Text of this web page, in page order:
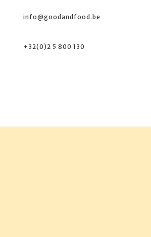
info@goodandfood.be
+32(0)2 5 800 130